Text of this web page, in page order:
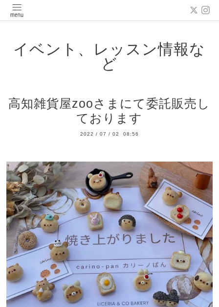
イベント、レッスン情報な
ど
高知雑貨屋zooさまにて委託販売し
ております
2022 / 07 / 02 08:56